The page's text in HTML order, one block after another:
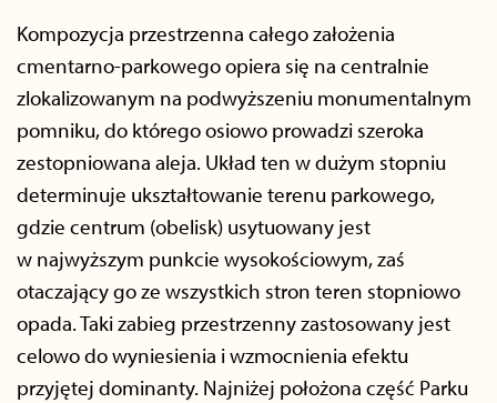
Kompozycja przestrzenna całego założenia
cmentarno-parkowego opiera się na centralnie
zlokalizowanym na podwyższeniu monumentalnym
pomniku, do którego osiowo prowadzi szeroka
zestopniowana aleja. Układ ten w dużym stopniu
determinuje ukształtowanie terenu parkowego,
gdzie centrum (obelisk) usytuowany jest
w najwyższym punkcie wysokościowym, zaś
otaczający go ze wszystkich stron teren stopniowo
opada. Taki zabieg przestrzenny zastosowany jest
celowo do wyniesienia i wzmocnienia efektu
przyjętej dominanty. Najniżej położona część Parku